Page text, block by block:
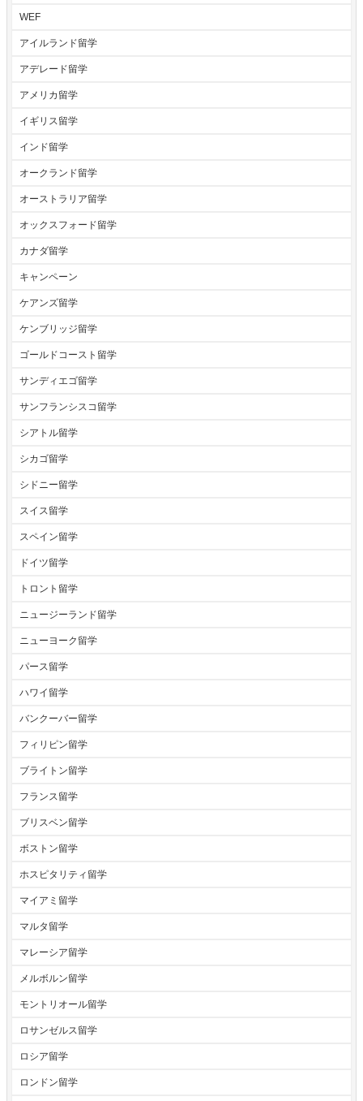
WEF
アイルランド留学
アデレード留学
アメリカ留学
イギリス留学
インド留学
オークランド留学
オーストラリア留学
オックスフォード留学
カナダ留学
キャンペーン
ケアンズ留学
ケンブリッジ留学
ゴールドコースト留学
サンディエゴ留学
サンフランシスコ留学
シアトル留学
シカゴ留学
シドニー留学
スイス留学
スペイン留学
ドイツ留学
トロント留学
ニュージーランド留学
ニューヨーク留学
パース留学
ハワイ留学
バンクーバー留学
フィリピン留学
ブライトン留学
フランス留学
ブリスベン留学
ボストン留学
ホスピタリティ留学
マイアミ留学
マルタ留学
マレーシア留学
メルボルン留学
モントリオール留学
ロサンゼルス留学
ロシア留学
ロンドン留学